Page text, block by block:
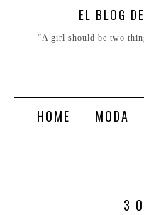
EL BLOG
“A girl should be two
HOME MODA
3